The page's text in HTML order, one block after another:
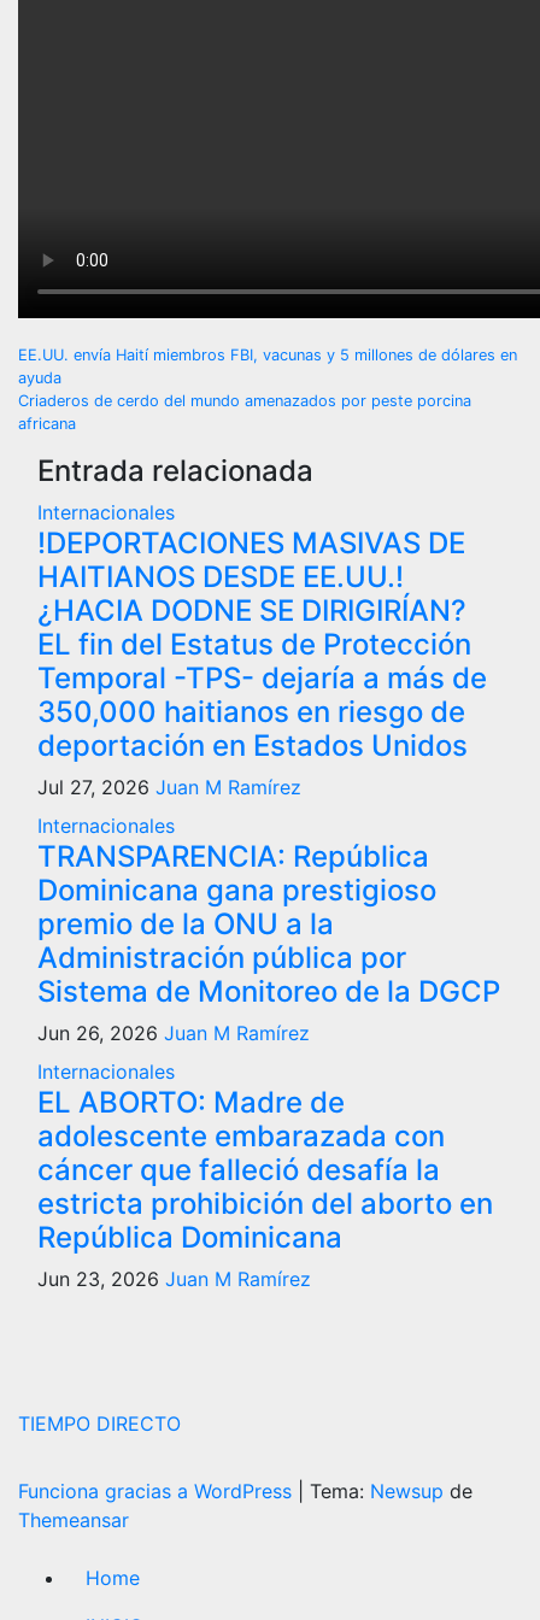
Navegación
de
entradas
EE.UU. envía Haití miembros FBI, vacunas y 5 millones de dólares en
ayuda
Criaderos de cerdo del mundo amenazados por peste porcina
africana
Entrada relacionada
Internacionales
!DEPORTACIONES MASIVAS DE
HAITIANOS DESDE EE.UU.!
¿HACIA DODNE SE DIRIGIRÍAN?
EL fin del Estatus de Protección
Temporal -TPS- dejaría a más de
350,000 haitianos en riesgo de
deportación en Estados Unidos
Jul 27, 2026 Juan M Ramírez
Internacionales
TRANSPARENCIA: República
Dominicana gana prestigioso
premio de la ONU a la
Administración pública por
Sistema de Monitoreo de la DGCP
Jun 26, 2026 Juan M Ramírez
Internacionales
EL ABORTO: Madre de
adolescente embarazada con
cáncer que falleció desafía la
estricta prohibición del aborto en
República Dominicana
Jun 23, 2026 Juan M Ramírez
TIEMPO DIRECTO
Funciona gracias a WordPress Tema: Newsup de
Themeansar
Home